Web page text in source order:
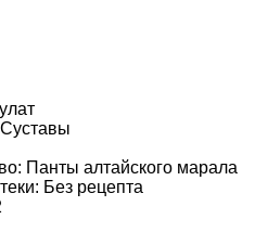
Панты алтайского марала
Без рецепта